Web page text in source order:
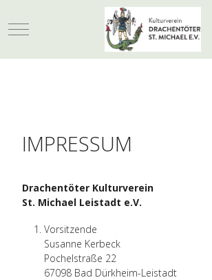
Mobile Menu Toggle
IMPRESSUM
Drachentöter Kulturverein
St. Michael Leistadt e.V.
Vorsitzende
Susanne Kerbeck
Pochelstraße 22
67098 Bad Dürkheim-Leistadt